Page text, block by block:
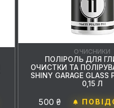
ОЧИСНИКИ
ПОЛІРОЛЬ ДЛЯ
ОЧИСТКИ ТА
SHINY GARAGE GLASS
0,15 Л
500 ₴